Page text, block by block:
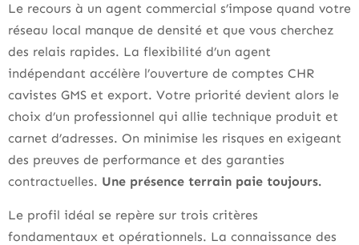
Le recours à un agent commercial s’impose quand votre
réseau local manque de densité et que vous cherchez
des relais rapides. La flexibilité d’un agent
indépendant accélère l’ouverture de comptes CHR
cavistes GMS et export. Votre priorité devient alors le
choix d’un professionnel qui allie technique produit et
carnet d’adresses. On minimise les risques en exigeant
des preuves de performance et des garanties
contractuelles. Une présence terrain paie toujours.
Le profil idéal se repère sur trois critères
fondamentaux et opérationnels. La connaissance des